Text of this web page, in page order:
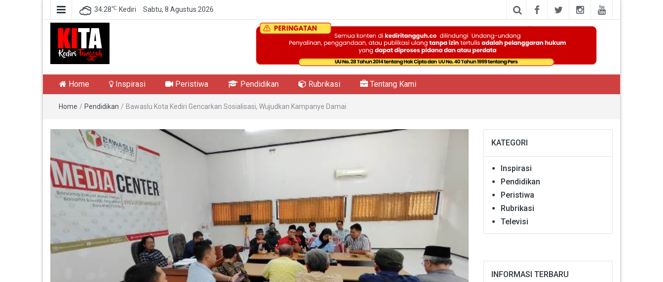
34.28℃ Kediri Sabtu, 8 Agustus 2026
Kediri Tangguh
Home Inspirasi Peristiwa Pendidikan Rubrikasi Tentang Kami
Home / Pendidikan / Bawaslu Kota Kediri Gencarkan Sosialisasi, Wujudkan Kampanye Damai
KATEGORI
Inspirasi
Pendidikan
Peristiwa
Rubrikasi
Televisi
INFORMASI TERBARU